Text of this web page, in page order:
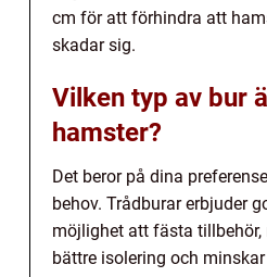
cm för att förhindra att
skadar sig.
Vilken typ av bur
hamster?
Det beror på dina
behov. Trådburar erbjuder
möjlighet att fästa tillbehör,
bättre isolering och